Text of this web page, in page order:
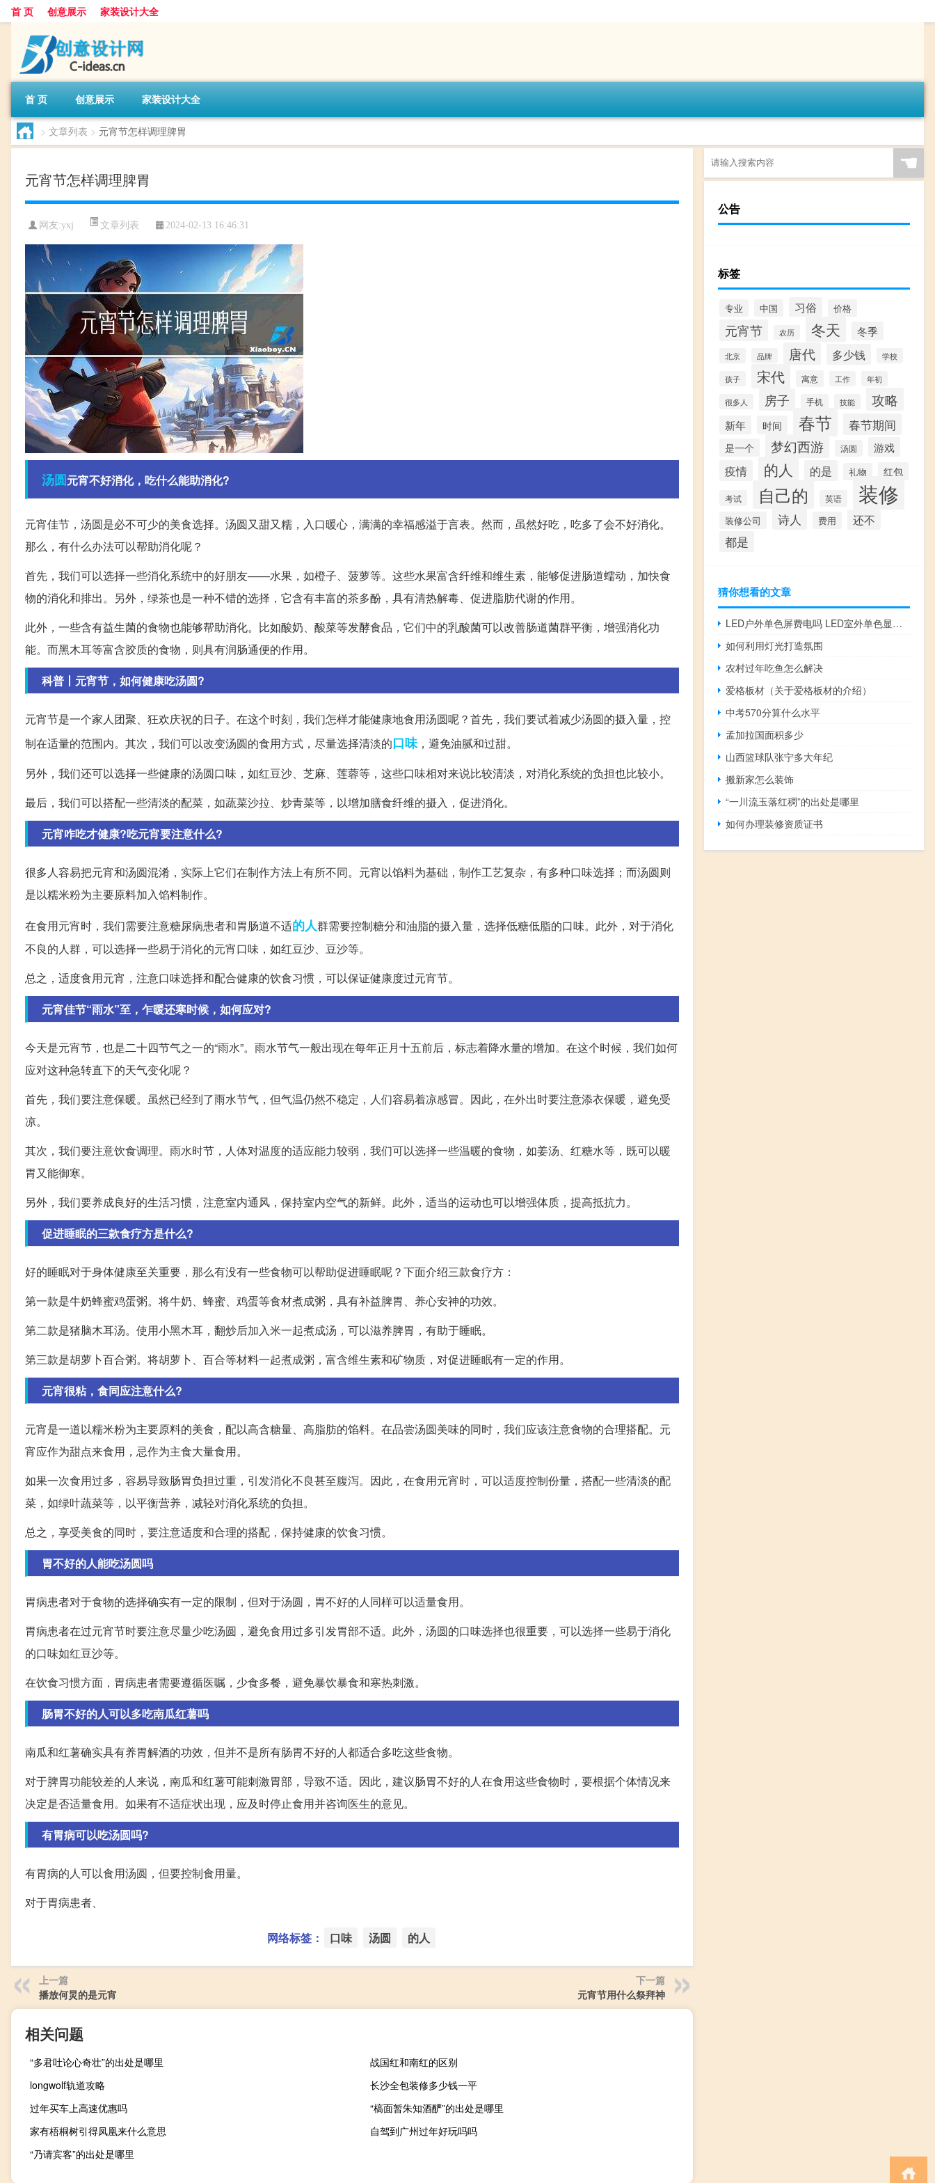
首 页 创意展示 家装设计大全
首 页 创意展示 家装设计大全
> 文章列表 > 元宵节怎样调理脾胃
元宵节怎样调理脾胃
网友:yxj 文章列表 2024-02-13 16:46:31
汤圆元宵不好消化，吃什么能助消化?
元宵佳节，汤圆是必不可少的美食选择。汤圆又甜又糯，入口暖心，满满的幸福感溢于言表。然而，虽然好吃，吃多了会不好消化。
那么，有什么办法可以帮助消化呢？
首先，我们可以选择一些消化系统中的好朋友——水果，如橙子、菠萝等。这些水果富含纤维和维生素，能够促进肠道蠕动，加快食
物的消化和排出。另外，绿茶也是一种不错的选择，它含有丰富的茶多酚，具有清热解毒、促进脂肪代谢的作用。
此外，一些含有益生菌的食物也能够帮助消化。比如酸奶、酸菜等发酵食品，它们中的乳酸菌可以改善肠道菌群平衡，增强消化功
能。而黑木耳等富含胶质的食物，则具有润肠通便的作用。
科普丨元宵节，如何健康吃汤圆?
元宵节是一个家人团聚、狂欢庆祝的日子。在这个时刻，我们怎样才能健康地食用汤圆呢？首先，我们要试着减少汤圆的摄入量，控
制在适量的范围内。其次，我们可以改变汤圆的食用方式，尽量选择清淡的口味，避免油腻和过甜。
另外，我们还可以选择一些健康的汤圆口味，如红豆沙、芝麻、莲蓉等，这些口味相对来说比较清淡，对消化系统的负担也比较小。
最后，我们可以搭配一些清淡的配菜，如蔬菜沙拉、炒青菜等，以增加膳食纤维的摄入，促进消化。
元宵咋吃才健康?吃元宵要注意什么?
很多人容易把元宵和汤圆混淆，实际上它们在制作方法上有所不同。元宵以馅料为基础，制作工艺复杂，有多种口味选择；而汤圆则
是以糯米粉为主要原料加入馅料制作。
在食用元宵时，我们需要注意糖尿病患者和胃肠道不适的人群需要控制糖分和油脂的摄入量，选择低糖低脂的口味。此外，对于消化
不良的人群，可以选择一些易于消化的元宵口味，如红豆沙、豆沙等。
总之，适度食用元宵，注意口味选择和配合健康的饮食习惯，可以保证健康度过元宵节。
元宵佳节“雨水”至，乍暖还寒时候，如何应对?
今天是元宵节，也是二十四节气之一的“雨水”。雨水节气一般出现在每年正月十五前后，标志着降水量的增加。在这个时候，我们如何
应对这种急转直下的天气变化呢？
首先，我们要注意保暖。虽然已经到了雨水节气，但气温仍然不稳定，人们容易着凉感冒。因此，在外出时要注意添衣保暖，避免受
凉。
其次，我们要注意饮食调理。雨水时节，人体对温度的适应能力较弱，我们可以选择一些温暖的食物，如姜汤、红糖水等，既可以暖
胃又能御寒。
另外，我们要养成良好的生活习惯，注意室内通风，保持室内空气的新鲜。此外，适当的运动也可以增强体质，提高抵抗力。
促进睡眠的三款食疗方是什么?
好的睡眠对于身体健康至关重要，那么有没有一些食物可以帮助促进睡眠呢？下面介绍三款食疗方：
第一款是牛奶蜂蜜鸡蛋粥。将牛奶、蜂蜜、鸡蛋等食材煮成粥，具有补益脾胃、养心安神的功效。
第二款是猪脑木耳汤。使用小黑木耳，翻炒后加入米一起煮成汤，可以滋养脾胃，有助于睡眠。
第三款是胡萝卜百合粥。将胡萝卜、百合等材料一起煮成粥，富含维生素和矿物质，对促进睡眠有一定的作用。
元宵很粘，食同应注意什么?
元宵是一道以糯米粉为主要原料的美食，配以高含糖量、高脂肪的馅料。在品尝汤圆美味的同时，我们应该注意食物的合理搭配。元
宵应作为甜点来食用，忌作为主食大量食用。
如果一次食用过多，容易导致肠胃负担过重，引发消化不良甚至腹泻。因此，在食用元宵时，可以适度控制份量，搭配一些清淡的配
菜，如绿叶蔬菜等，以平衡营养，减轻对消化系统的负担。
总之，享受美食的同时，要注意适度和合理的搭配，保持健康的饮食习惯。
胃不好的人能吃汤圆吗
胃病患者对于食物的选择确实有一定的限制，但对于汤圆，胃不好的人同样可以适量食用。
胃病患者在过元宵节时要注意尽量少吃汤圆，避免食用过多引发胃部不适。此外，汤圆的口味选择也很重要，可以选择一些易于消化
的口味如红豆沙等。
在饮食习惯方面，胃病患者需要遵循医嘱，少食多餐，避免暴饮暴食和寒热刺激。
肠胃不好的人可以多吃南瓜红薯吗
南瓜和红薯确实具有养胃解酒的功效，但并不是所有肠胃不好的人都适合多吃这些食物。
对于脾胃功能较差的人来说，南瓜和红薯可能刺激胃部，导致不适。因此，建议肠胃不好的人在食用这些食物时，要根据个体情况来
决定是否适量食用。如果有不适症状出现，应及时停止食用并咨询医生的意见。
有胃病可以吃汤圆吗?
有胃病的人可以食用汤圆，但要控制食用量。
对于胃病患者、
网络标签： 口味 汤圆 的人
上一篇
播放何炅的是元宵
下一篇
元宵节用什么祭拜神
相关问题
“多君吐论心奇壮”的出处是哪里
战国红和南红的区别
longwolf轨道攻略
长沙全包装修多少钱一平
过年买车上高速优惠吗
“槁面暂朱知酒酽”的出处是哪里
家有梧桐树引得凤凰来什么意思
自驾到广州过年好玩吗吗
“乃请宾客”的出处是哪里
☚
公告
标签
专业 中国 习俗 价格
元宵节 农历 冬天 冬季
北京 品牌 唐代 多少钱 学校
孩子 宋代 寓意 工作 年初
很多人 房子 手机 技能 攻略
新年 时间 春节 春节期间
是一个 梦幻西游 汤圆 游戏
疫情 的人 的是 礼物 红包
考试 自己的 英语 装修
装修公司 诗人 费用 还不
都是
猜你想看的文章
LED户外单色屏费电吗 LED室外单色显示屏
如何利用灯光打造氛围
农村过年吃鱼怎么解决
爱格板材（关于爱格板材的介绍）
中考570分算什么水平
孟加拉国面积多少
山西篮球队张宁多大年纪
搬新家怎么装饰
“一川流玉落红稠”的出处是哪里
如何办理装修资质证书